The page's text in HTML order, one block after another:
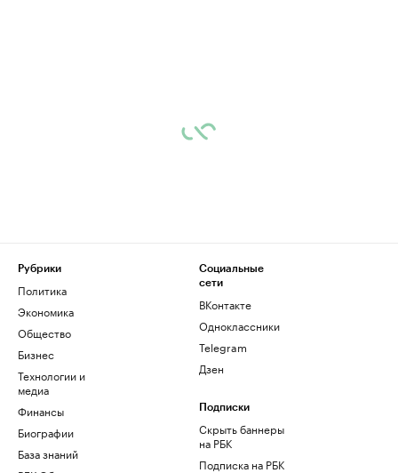
Рубрики
Политика
Экономика
Общество
Бизнес
Технологии и
медиа
Финансы
Биографии
База знаний
Социальные
сети
ВКонтакте
Одноклассники
Telegram
Дзен
Подписки
Скрыть баннеры
на РБК
Подписка на РБК